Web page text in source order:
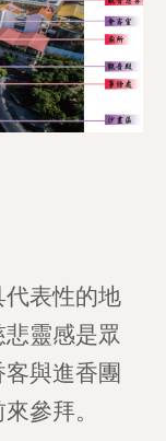
表性的地
靈感是眾
與進香團
參拜。